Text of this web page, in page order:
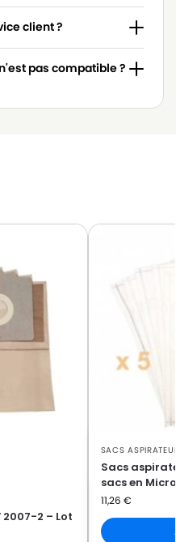
client ?
pas compatible ?
2007-2 – Lot
SACS
Sacs
sacs en
11,26 €